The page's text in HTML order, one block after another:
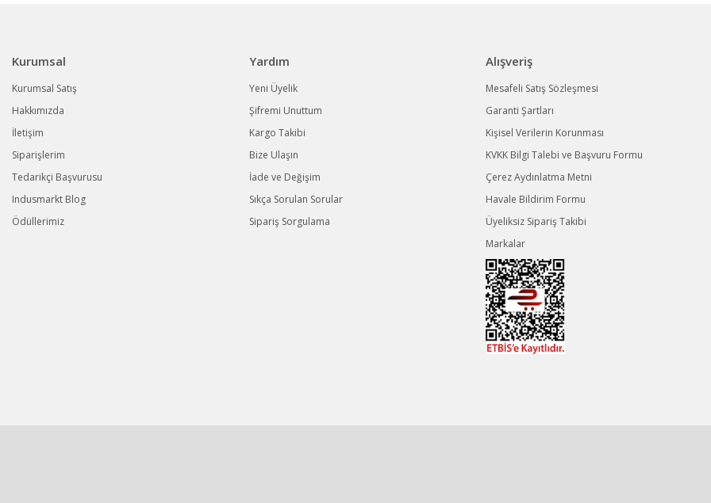
Kurumsal
Kurumsal Satış
Hakkımızda
İletişim
Siparişlerim
Tedarikçi Başvurusu
Indusmarkt Blog
Ödüllerimiz
Yardım
Yeni Üyelik
Şifremi Unuttum
Kargo Takibi
Bize Ulaşın
İade ve Değişim
Sıkça Sorulan Sorular
Sipariş Sorgulama
Alışveriş
Mesafeli Satış Sözleşmesi
Garanti Şartları
Kişisel Verilerin Korunması
KVKK Bilgi Talebi ve Başvuru Formu
Çerez Aydınlatma Metni
Havale Bildirim Formu
Üyeliksiz Sipariş Takibi
Markalar